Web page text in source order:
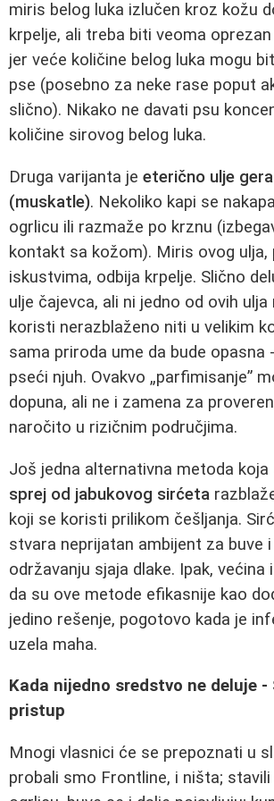
miris belog luka izlučen kroz kožu
krpelje, ali treba biti veoma
jer veće količine belog luka mogu
pse (posebno za neke rase poput
slično). Nikako ne davati psu
količine sirovog belog luka.
Druga varijanta je eterično ulje
(muskatle). Nekoliko kapi se
ogrlicu ili razmaže po krznu
kontakt sa kožom). Miris ovog ulja,
iskustvima, odbija krpelje. Slično
ulje čajevca, ali ni jedno od ovih ulja
koristi nerazblaženo niti u velikim
sama priroda ume da bude opasna
pseći njuh. Ovakvo „parfimisanje”
dopuna, ali ne i zamena za
naročito u rizičnim područjima.
Još jedna alternativna metoda koja
sprej od jabukovog sirćeta
koji se koristi prilikom češljanja.
stvara neprijatan ambijent za buve
održavanju sjaja dlake. Ipak,
da su ove metode efikasnije kao
jedino rešenje, pogotovo kada je
uzela maha.
Kada nijedno sredstvo ne deluje -
pristup
Mnogi vlasnici će se prepoznati u
probali smo Frontline, i ništa;